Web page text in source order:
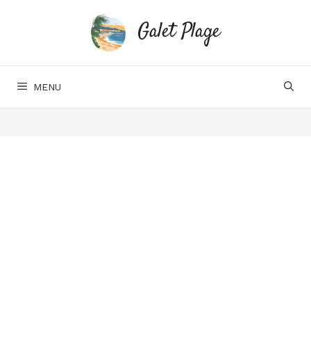
Galet Plage
MENU